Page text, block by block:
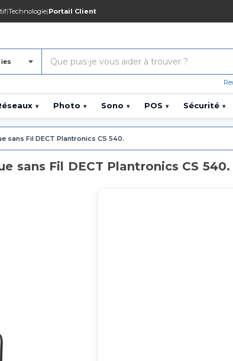
|Technologie|Portail Client
▾ Photo ▾ Sono ▾ POS ▾ Sécurité ▾
sans Fil DECT Plantronics CS 540.
sans Fil DECT Plantronics CS 540.